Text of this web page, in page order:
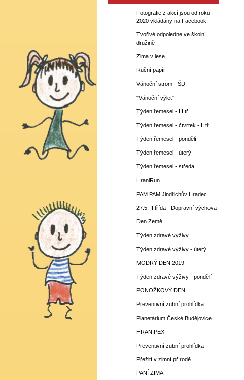
Fotografie z akcí jsou od roku
2020 vkládány na Facebook
Tvořivé odpoledne ve školní
družině
Zima v lese
Ruční papír
Vánoční strom - ŠD
"Vánoční výlet"
Týden řemesel - III.tř.
Týden řemesel - čtvrtek - II.tř.
Týden řemesel - pondělí
Týden řemesel - úterý
Týden řemesel - středa
HraniRun
PAM PAM Jindřichův Hradec
27.5. II.třída - Dopravní výchova
Den Země
Týden zdravé výživy
Týden zdravé výživy - úterý
MODRÝ DEN 2019
Týden zdravé výživy - pondělí
PONOŽKOVÝ DEN
Preventivní zubní prohlídka
Planetárium České Budějovice
HRANIPEX
Preventivní zubní prohlídka
Přežití v zimní přírodě
PANÍ ZIMA